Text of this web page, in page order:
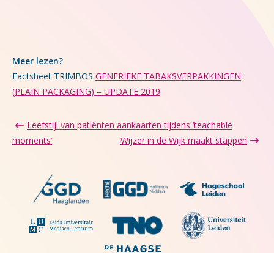
Meer lezen?
Factsheet TRIMBOS GENERIEKE TABAKSVERPAKKINGEN
(PLAIN PACKAGING) – UPDATE 2019
Leefstijl van patiënten aankaarten tijdens ‘teachable
moments’
Wijzer in de Wijk maakt stappen